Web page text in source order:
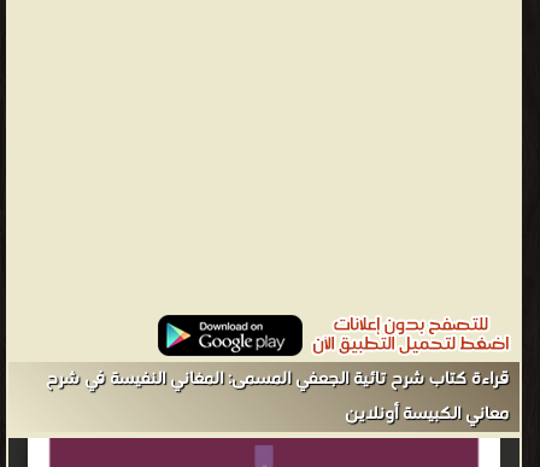
تناولنا في تائيتنا مواضيع جانبنا في تناولها التفصيل، واقتصرنا على
الاقتضاب، لأننا أشبعناها بيانا في كتابنا: الاستبشار، فمن أراد أن يزيد
إحاطة بها، فليرجع إليه، يجد فيه مطلبه. انتهى للتحميل: alfath.co تأليف:
الشيخ أبو الفتح الجعفي المغربي
قراءة كتاب شرح تائية الجعفي المسمى: المغاني النفيسة في شرح
معاني الكبيسة أونلاين